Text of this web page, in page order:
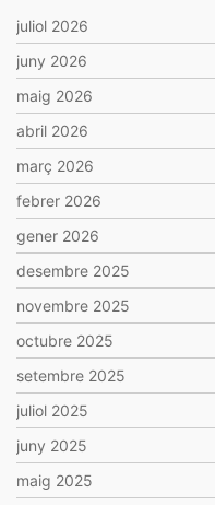
juliol 2026
juny 2026
maig 2026
abril 2026
març 2026
febrer 2026
gener 2026
desembre 2025
novembre 2025
octubre 2025
setembre 2025
juliol 2025
juny 2025
maig 2025